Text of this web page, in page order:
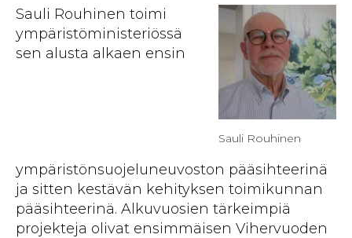
Sauli Rouhinen
Sauli Rouhinen toimi
ympäristöministeriössä
sen alusta alkaen ensin
ympäristönsuojeluneuvoston pääsihteerinä
ja sitten kestävän kehityksen toimikunnan
pääsihteerinä. Alkuvuosien tärkeimpiä
projekteja olivat ensimmäisen Vihervuoden